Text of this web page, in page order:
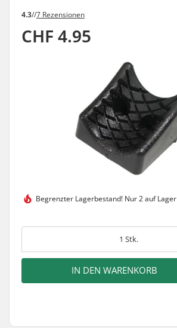
4.3//7 Rezensionen
CHF 4.95
Begrenzter Lagerbestand! Nur 2 auf Lager
1 Stk.
IN DEN WARENKORB